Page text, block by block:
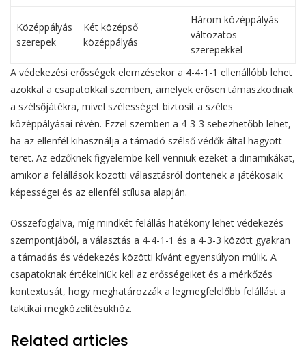
Középpályás
szerepek
Két középső
középpályás
Három középpályás
változatos
szerepekkel
A védekezési erősségek elemzésekor a 4-4-1-1 ellenállóbb lehet
azokkal a csapatokkal szemben, amelyek erősen támaszkodnak
a szélsőjátékra, mivel szélességet biztosít a széles
középpályásai révén. Ezzel szemben a 4-3-3 sebezhetőbb lehet,
ha az ellenfél kihasználja a támadó szélső védők által hagyott
teret. Az edzőknek figyelembe kell venniük ezeket a dinamikákat,
amikor a felállások közötti választásról döntenek a játékosaik
képességei és az ellenfél stílusa alapján.
Összefoglalva, míg mindkét felállás hatékony lehet védekezés
szempontjából, a választás a 4-4-1-1 és a 4-3-3 között gyakran
a támadás és védekezés közötti kívánt egyensúlyon múlik. A
csapatoknak értékelniük kell az erősségeiket és a mérkőzés
kontextusát, hogy meghatározzák a legmegfelelőbb felállást a
taktikai megközelítésükhöz.
Related articles